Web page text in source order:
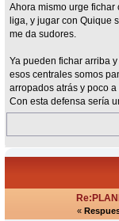
Ahora mismo urge fichar
liga, y jugar con Quique
me da sudores.
Ya pueden fichar arriba
esos centrales somos
arropados atrás y poco
Con esta defensa sería
«